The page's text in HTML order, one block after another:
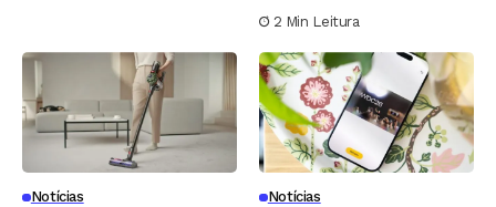
2 Min Leitura
Notícias Notícias